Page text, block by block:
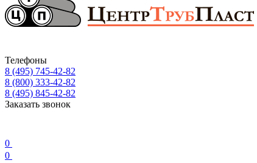
Телефоны
8 (495) 745-42-82
8 (800) 333-42-82
8 (495) 845-42-82
Заказать звонок
0
0